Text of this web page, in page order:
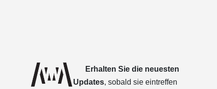
Erhalten Sie die neuesten
Updates, sobald sie eintreffen